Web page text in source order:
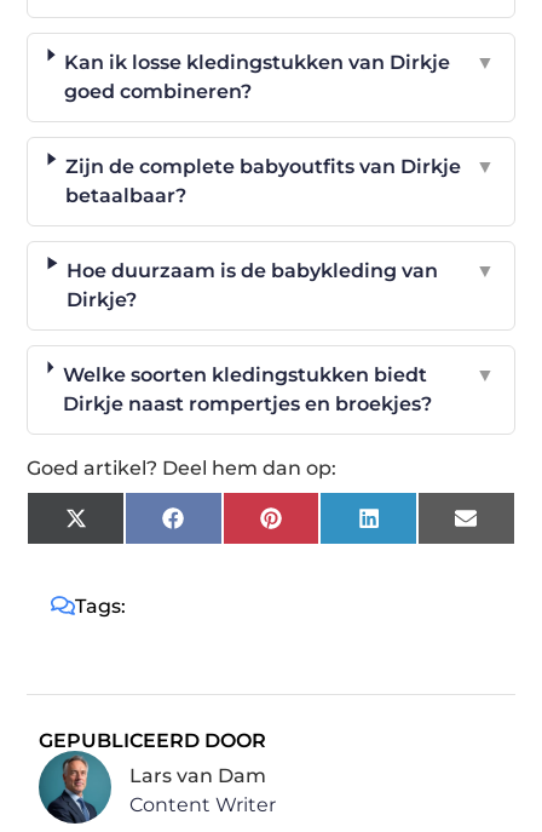
Kan ik losse kledingstukken van Dirkje
goed combineren?
▼
Zijn de complete babyoutfits van Dirkje
betaalbaar?
▼
Hoe duurzaam is de babykleding van
Dirkje?
▼
Welke soorten kledingstukken biedt
Dirkje naast rompertjes en broekjes?
▼
Goed artikel? Deel hem dan op:
X
(Twitter)
FacebookPinterestLinkedIn Email
Tags:
GEPUBLICEERD DOOR
Lars van Dam
Content Writer